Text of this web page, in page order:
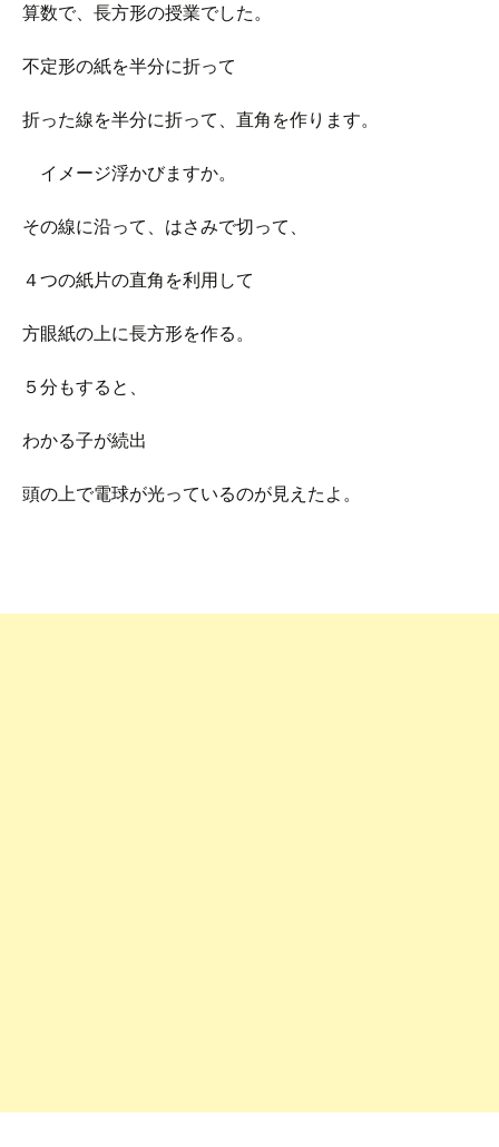
算数で、長方形の授業でした。
不定形の紙を半分に折って
折った線を半分に折って、直角を作ります。
イメージ浮かびますか。
その線に沿って、はさみで切って、
４つの紙片の直角を利用して
方眼紙の上に長方形を作る。
５分もすると、
わかる子が続出
頭の上で電球が光っているのが見えたよ。